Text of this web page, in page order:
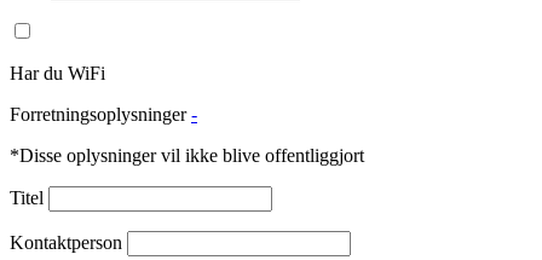
Har du WiFi
Forretningsoplysninger -
*Disse oplysninger vil ikke blive offentliggjort
Titel
Kontaktperson